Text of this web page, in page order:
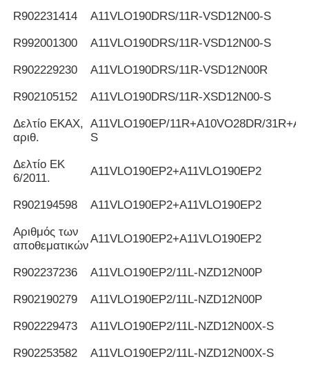
R902231414 Α11VLO190DRS/11R-VSD12N00-S
R992001300 Α11VLO190DRS/11R-VSD12N00-S
R902229230 Α11VLO190DRS/11R-VSD12N00R
R902105152 Α11VLO190DRS/11R-XSD12N00-S
Δελτίο ΕΚΑΧ,
αριθ.
Α11VLO190EP/11R+A10VO28DR/
S
Δελτίο ΕΚ
6/2011.
Α11VLO190EP2+A11VLO190EP2
R902194598 Α11VLO190EP2+A11VLO190EP2
Αριθμός των
αποθεματικών
Α11VLO190EP2+A11VLO190EP2
R902237236 Α11VLO190EP2/11L-NZD12N00P
R902190279 Α11VLO190EP2/11L-NZD12N00P
R902229473 Α11VLO190EP2/11L-NZD12N00X-S
R902253582 Α11VLO190EP2/11L-NZD12N00X-S